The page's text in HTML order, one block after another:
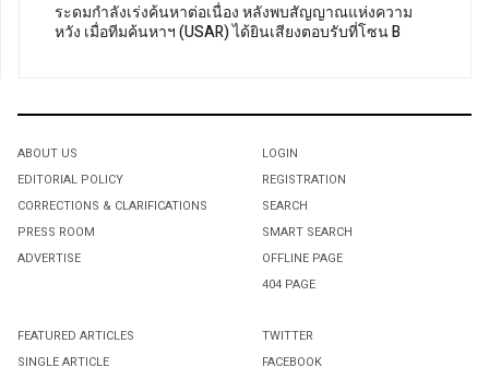
ระดมกำลังเร่งค้นหาต่อเนื่อง หลังพบสัญญาณแห่งความ
หวัง เมื่อทีมค้นหาฯ (USAR) ได้ยินเสียงตอบรับที่โซน B
ABOUT US
EDITORIAL POLICY
CORRECTIONS & CLARIFICATIONS
PRESS ROOM
ADVERTISE
LOGIN
REGISTRATION
SEARCH
SMART SEARCH
OFFLINE PAGE
404 PAGE
FEATURED ARTICLES
SINGLE ARTICLE
TWITTER
FACEBOOK